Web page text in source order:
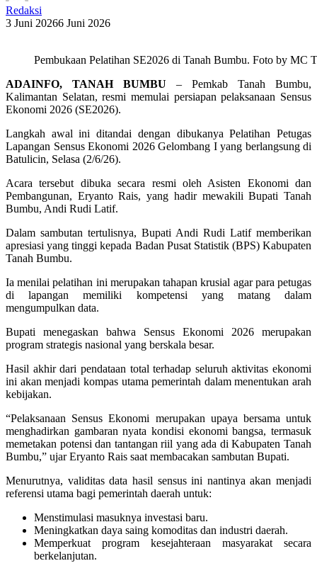
Redaksi
3 Juni 20266 Juni 2026
Pembukaan Pelatihan SE2026 di Tanah Bumbu. Foto by MC
ADAINFO, TANAH BUMBU – Pemkab Tanah Bumbu,
Kalimantan Selatan, resmi memulai persiapan pelaksanaan Sensus
Ekonomi 2026 (SE2026).
Langkah awal ini ditandai dengan dibukanya Pelatihan Petugas
Lapangan Sensus Ekonomi 2026 Gelombang I yang berlangsung di
Batulicin, Selasa (2/6/26).
Acara tersebut dibuka secara resmi oleh Asisten Ekonomi dan
Pembangunan, Eryanto Rais, yang hadir mewakili Bupati Tanah
Bumbu, Andi Rudi Latif.
Dalam sambutan tertulisnya, Bupati Andi Rudi Latif memberikan
apresiasi yang tinggi kepada Badan Pusat Statistik (BPS) Kabupaten
Tanah Bumbu.
Ia menilai pelatihan ini merupakan tahapan krusial agar para petugas
di lapangan memiliki kompetensi yang matang dalam
mengumpulkan data.
Bupati menegaskan bahwa Sensus Ekonomi 2026 merupakan
program strategis nasional yang berskala besar.
Hasil akhir dari pendataan total terhadap seluruh aktivitas ekonomi
ini akan menjadi kompas utama pemerintah dalam menentukan arah
kebijakan.
“Pelaksanaan Sensus Ekonomi merupakan upaya bersama untuk
menghadirkan gambaran nyata kondisi ekonomi bangsa, termasuk
memetakan potensi dan tantangan riil yang ada di Kabupaten Tanah
Bumbu,” ujar Eryanto Rais saat membacakan sambutan Bupati.
Menurutnya, validitas data hasil sensus ini nantinya akan menjadi
referensi utama bagi pemerintah daerah untuk:
Menstimulasi masuknya investasi baru.
Meningkatkan daya saing komoditas dan industri daerah.
Memperkuat program kesejahteraan masyarakat secara
berkelanjutan.